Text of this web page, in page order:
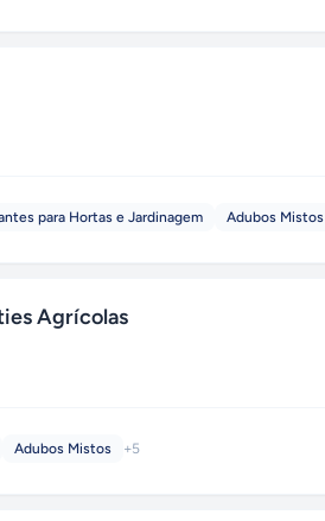
para Hortas e Jardinagem Adubos Mistos
Agrícolas
Adubos Mistos +5